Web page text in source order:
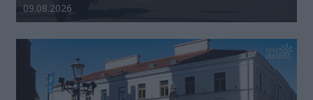
Data dodania galerii:
09.08.2026